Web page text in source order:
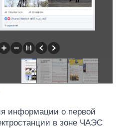
информации о первой
в зоне ЧАЭС